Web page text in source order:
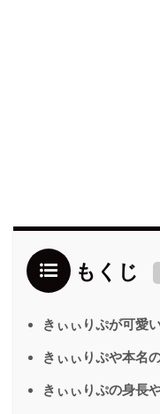
もくじ
きぃぃりぷが可愛い
きぃぃりぷや本名
きぃぃりぷの身長